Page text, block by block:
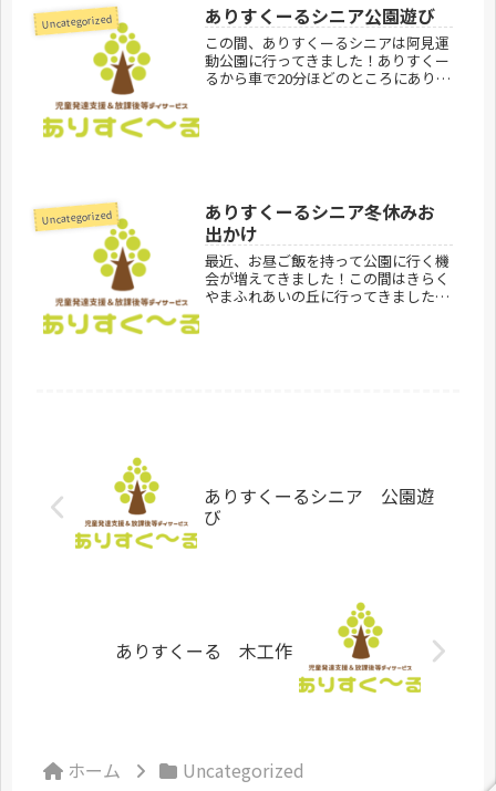
Uncategorized ありすくーるシニア公園遊び
この間、ありすくーるシニアは阿見運
動公園に行ってきました！ありすくー
るから車で20分ほどのところにあり、
Uncategorized
ありすくーるシニア冬休みお
出かけ
最近、お昼ご飯を持って公園に行く機
会が増えてきました！この間はきらく
やまふれあいの丘に行ってきました！
ありすくーるシニア 公園遊
び
ありすくーる 木工作
ホーム Uncategorized